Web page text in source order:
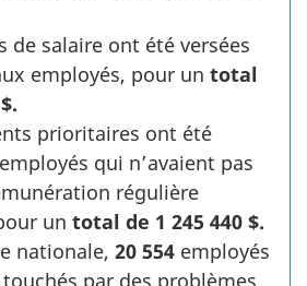
de salaire ont été versées
employés, pour un total
prioritaires ont été
qui n’avaient pas
régulière
un total de 1 245 440 $.
nationale, 20 554 employés
par des problèmes